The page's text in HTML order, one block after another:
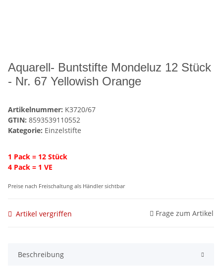
Aquarell- Buntstifte Mondeluz 12 Stück
- Nr. 67 Yellowish Orange
Artikelnummer: K3720/67
GTIN: 8593539110552
Kategorie: Einzelstifte
1 Pack = 12 Stück
4 Pack = 1 VE
Preise nach Freischaltung als Händler sichtbar
Artikel vergriffen Frage zum Artikel
Beschreibung